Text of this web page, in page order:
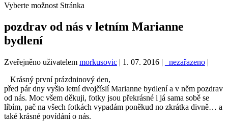
Vyberte možnost Stránka
pozdrav od nás v letním Marianne
bydlení
Zveřejněno uživatelem morkusovic | 1. 07. 2016 | _nezařazeno |
Krásný první prázdninový den,
před pár dny vyšlo letní dvojčíslí Marianne bydlení a v něm pozdrav
od nás. Moc všem děkuji, fotky jsou překrásné i já sama sobě se
líbím, pač na všech fotkách vypadám poněkud no zkrátka divně… a
také krásné povídání o nás.